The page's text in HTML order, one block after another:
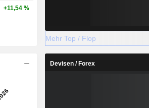
+11,54 %
Mehr Top / Flop
Devisen / Forex